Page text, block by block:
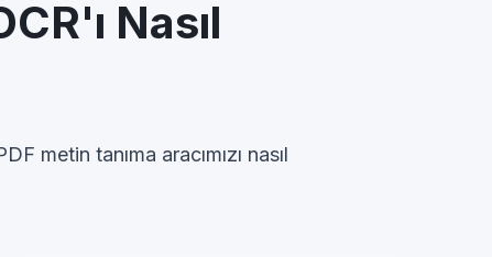
Nasıl
metin tanıma aracımızı nasıl